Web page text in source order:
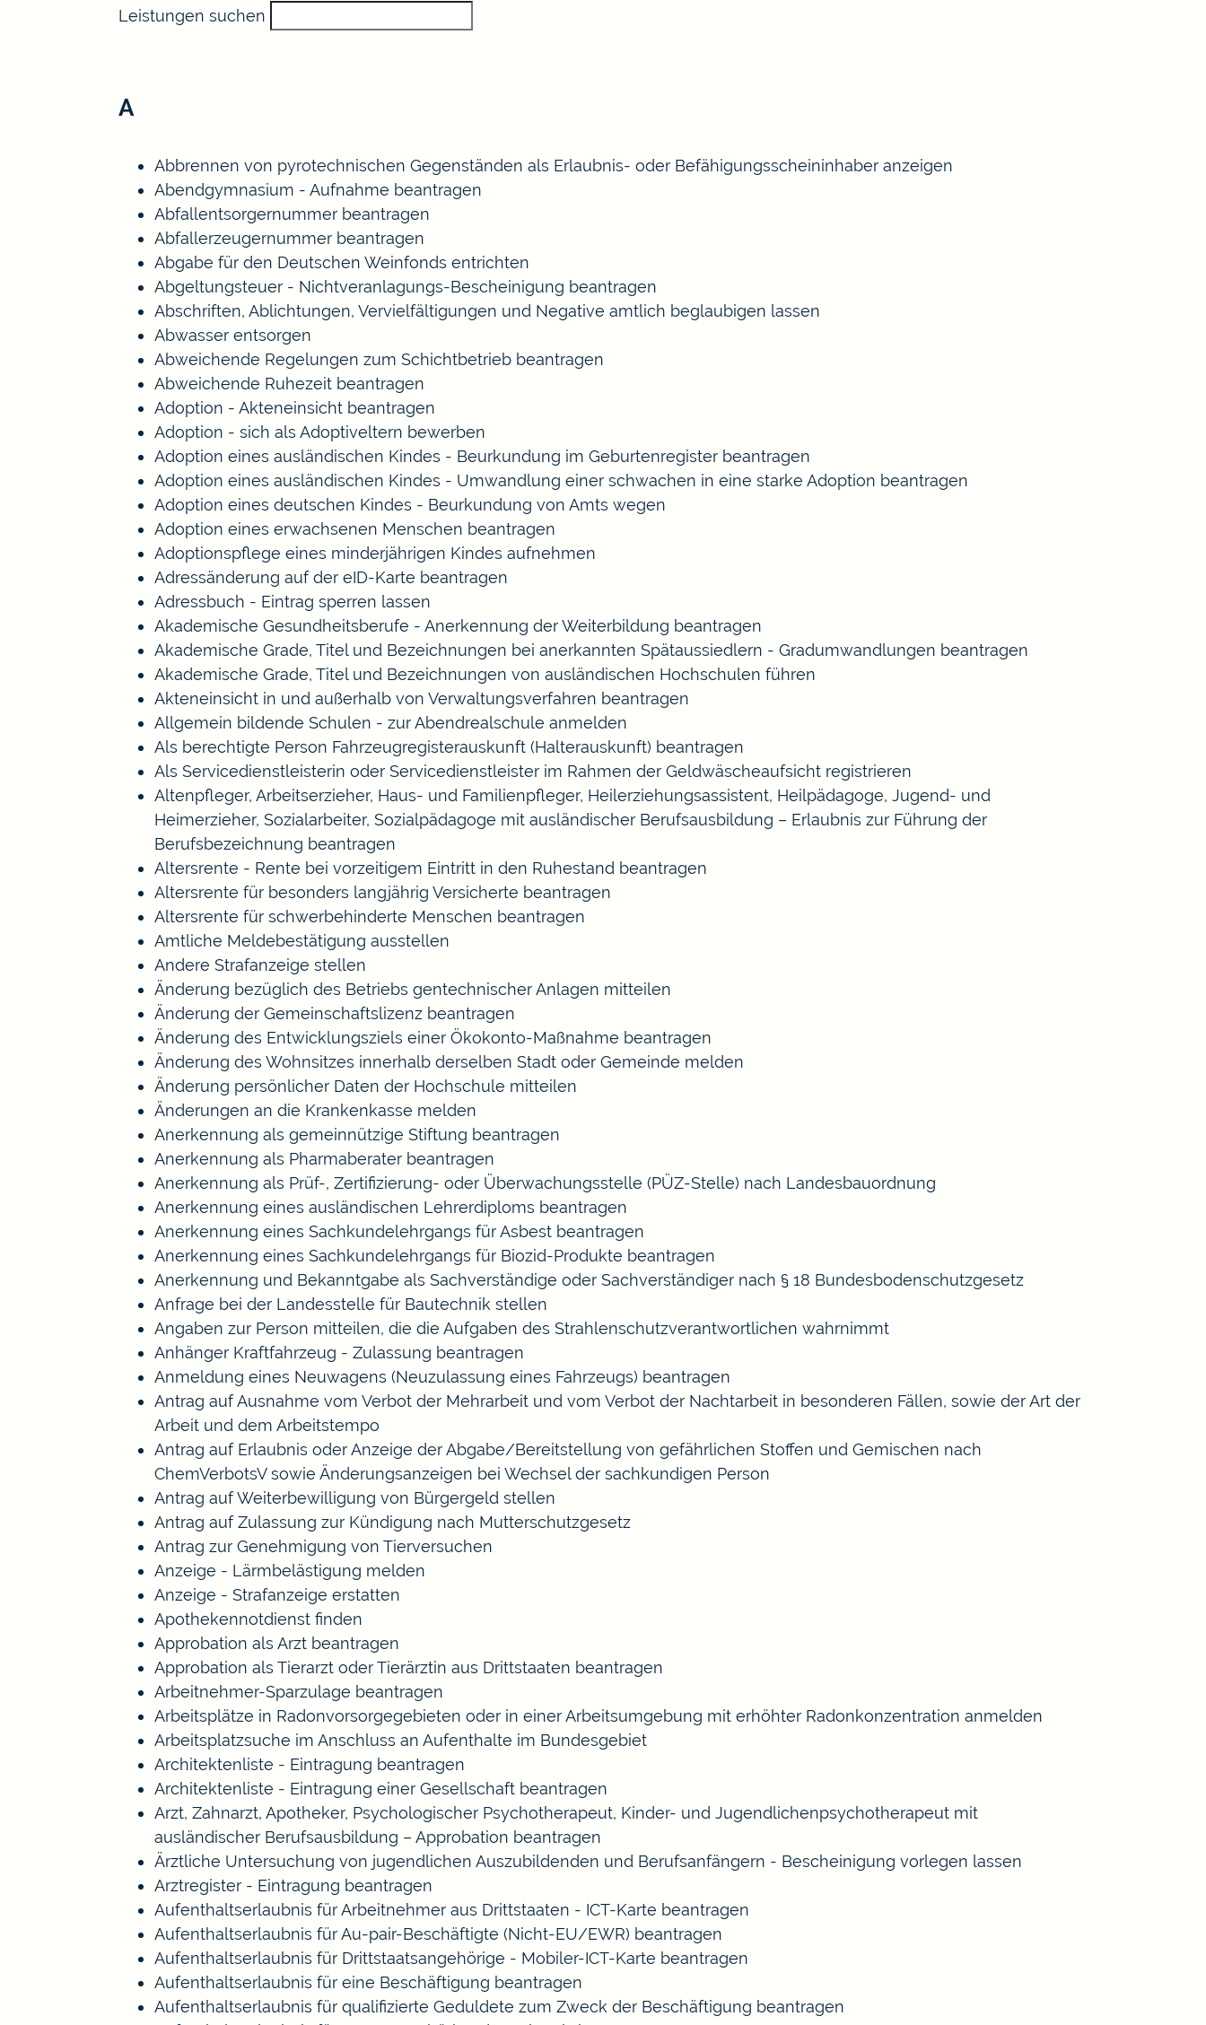
Leistungen suchen
A
Abbrennen von pyrotechnischen Gegenständen als Erlaubnis- oder Befähigungsscheininhaber anzeigen
Abendgymnasium - Aufnahme beantragen
Abfallentsorgernummer beantragen
Abfallerzeugernummer beantragen
Abgabe für den Deutschen Weinfonds entrichten
Abgeltungsteuer - Nichtveranlagungs-Bescheinigung beantragen
Abschriften, Ablichtungen, Vervielfältigungen und Negative amtlich beglaubigen lassen
Abwasser entsorgen
Abweichende Regelungen zum Schichtbetrieb beantragen
Abweichende Ruhezeit beantragen
Adoption - Akteneinsicht beantragen
Adoption - sich als Adoptiveltern bewerben
Adoption eines ausländischen Kindes - Beurkundung im Geburtenregister beantragen
Adoption eines ausländischen Kindes - Umwandlung einer schwachen in eine starke Adoption beantragen
Adoption eines deutschen Kindes - Beurkundung von Amts wegen
Adoption eines erwachsenen Menschen beantragen
Adoptionspflege eines minderjährigen Kindes aufnehmen
Adressänderung auf der eID-Karte beantragen
Adressbuch - Eintrag sperren lassen
Akademische Gesundheitsberufe - Anerkennung der Weiterbildung beantragen
Akademische Grade, Titel und Bezeichnungen bei anerkannten Spätaussiedlern - Gradumwandlungen beantragen
Akademische Grade, Titel und Bezeichnungen von ausländischen Hochschulen führen
Akteneinsicht in und außerhalb von Verwaltungsverfahren beantragen
Allgemein bildende Schulen - zur Abendrealschule anmelden
Als berechtigte Person Fahrzeugregisterauskunft (Halterauskunft) beantragen
Als Servicedienstleisterin oder Servicedienstleister im Rahmen der Geldwäscheaufsicht registrieren
Altenpfleger, Arbeitserzieher, Haus- und Familienpfleger, Heilerziehungsassistent, Heilpädagoge, Jugend- und
Heimerzieher, Sozialarbeiter, Sozialpädagoge mit ausländischer Berufsausbildung – Erlaubnis zur Führung der
Berufsbezeichnung beantragen
Altersrente - Rente bei vorzeitigem Eintritt in den Ruhestand beantragen
Altersrente für besonders langjährig Versicherte beantragen
Altersrente für schwerbehinderte Menschen beantragen
Amtliche Meldebestätigung ausstellen
Andere Strafanzeige stellen
Änderung bezüglich des Betriebs gentechnischer Anlagen mitteilen
Änderung der Gemeinschaftslizenz beantragen
Änderung des Entwicklungsziels einer Ökokonto-Maßnahme beantragen
Änderung des Wohnsitzes innerhalb derselben Stadt oder Gemeinde melden
Änderung persönlicher Daten der Hochschule mitteilen
Änderungen an die Krankenkasse melden
Anerkennung als gemeinnützige Stiftung beantragen
Anerkennung als Pharmaberater beantragen
Anerkennung als Prüf-, Zertifizierung- oder Überwachungsstelle (PÜZ-Stelle) nach Landesbauordnung
Anerkennung eines ausländischen Lehrerdiploms beantragen
Anerkennung eines Sachkundelehrgangs für Asbest beantragen
Anerkennung eines Sachkundelehrgangs für Biozid-Produkte beantragen
Anerkennung und Bekanntgabe als Sachverständige oder Sachverständiger nach § 18 Bundesbodenschutzgesetz
Anfrage bei der Landesstelle für Bautechnik stellen
Angaben zur Person mitteilen, die die Aufgaben des Strahlenschutzverantwortlichen wahrnimmt
Anhänger Kraftfahrzeug - Zulassung beantragen
Anmeldung eines Neuwagens (Neuzulassung eines Fahrzeugs) beantragen
Antrag auf Ausnahme vom Verbot der Mehrarbeit und vom Verbot der Nachtarbeit in besonderen Fällen, sowie der Art der
Arbeit und dem Arbeitstempo
Antrag auf Erlaubnis oder Anzeige der Abgabe/Bereitstellung von gefährlichen Stoffen und Gemischen nach
ChemVerbotsV sowie Änderungsanzeigen bei Wechsel der sachkundigen Person
Antrag auf Weiterbewilligung von Bürgergeld stellen
Antrag auf Zulassung zur Kündigung nach Mutterschutzgesetz
Antrag zur Genehmigung von Tierversuchen
Anzeige - Lärmbelästigung melden
Anzeige - Strafanzeige erstatten
Apothekennotdienst finden
Approbation als Arzt beantragen
Approbation als Tierarzt oder Tierärztin aus Drittstaaten beantragen
Arbeitnehmer-Sparzulage beantragen
Arbeitsplätze in Radonvorsorgegebieten oder in einer Arbeitsumgebung mit erhöhter Radonkonzentration anmelden
Arbeitsplatzsuche im Anschluss an Aufenthalte im Bundesgebiet
Architektenliste - Eintragung beantragen
Architektenliste - Eintragung einer Gesellschaft beantragen
Arzt, Zahnarzt, Apotheker, Psychologischer Psychotherapeut, Kinder- und Jugendlichenpsychotherapeut mit
ausländischer Berufsausbildung – Approbation beantragen
Ärztliche Untersuchung von jugendlichen Auszubildenden und Berufsanfängern - Bescheinigung vorlegen lassen
Arztregister - Eintragung beantragen
Aufenthaltserlaubnis für Arbeitnehmer aus Drittstaaten - ICT-Karte beantragen
Aufenthaltserlaubnis für Au-pair-Beschäftigte (Nicht-EU/EWR) beantragen
Aufenthaltserlaubnis für Drittstaatsangehörige - Mobiler-ICT-Karte beantragen
Aufenthaltserlaubnis für eine Beschäftigung beantragen
Aufenthaltserlaubnis für qualifizierte Geduldete zum Zweck der Beschäftigung beantragen